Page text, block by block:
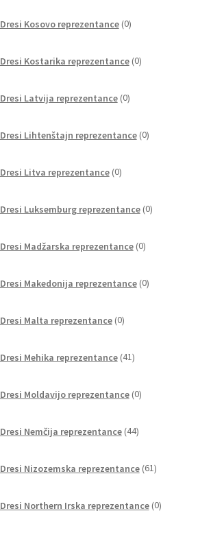
Dresi Kosovo reprezentance 0izdelkov
Dresi Kostarika reprezentance 0izdelkov
Dresi Latvija reprezentance 0izdelkov
Dresi Lihtenštajn reprezentance 0izdelkov
Dresi Litva reprezentance 0izdelkov
Dresi Luksemburg reprezentance 0izdelkov
Dresi Madžarska reprezentance 0izdelkov
Dresi Makedonija reprezentance 0izdelkov
Dresi Malta reprezentance 0izdelkov
Dresi Mehika reprezentance 41izdelkov
Dresi Moldavijo reprezentance 0izdelkov
Dresi Nemčija reprezentance 44izdelkov
Dresi Nizozemska reprezentance 61izdelkov
Dresi Northern Irska reprezentance 0izdelkov